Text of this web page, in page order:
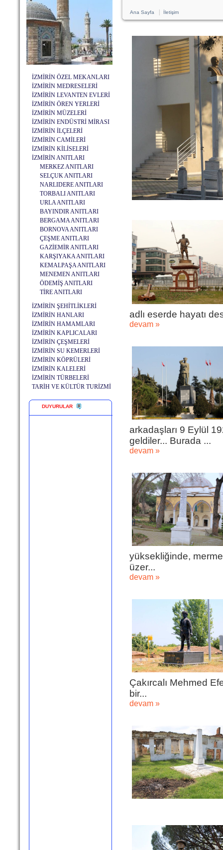
İZMİRİN ÖZEL MEKANLARI
İZMİRİN MEDRESELERİ
İZMİRİN LEVANTEN EVLERİ
İZMİRİN ÖREN YERLERİ
İZMİRİN MÜZELERİ
İZMİRİN ENDÜSTRİ MİRASI
İZMİRİN İLÇELERİ
İZMİRİN CAMİLERİ
İZMİRİN KİLİSELERİ
İZMİRİN ANITLARI
MERKEZ ANITLARI
SELÇUK ANITLARI
NARLIDERE ANITLARI
TORBALI ANITLARI
URLA ANITLARI
BAYINDIR ANITLARI
BERGAMA ANITLARI
BORNOVA ANITLARI
ÇEŞME ANITLARI
GAZİEMİR ANITLARI
KARŞIYAKA ANITLARI
KEMALPAŞA ANITLARI
MENEMEN ANITLARI
ÖDEMİŞ ANITLARI
TİRE ANITLARI
İZMİRİN ŞEHİTLİKLERİ
İZMİRİN HANLARI
İZMİRİN HAMAMLARI
İZMİRİN KAPLICALARI
İZMİRİN ÇEŞMELERİ
İZMİRİN SU KEMERLERİ
İZMİRİN KÖPRÜLERİ
İZMİRİN KALELERİ
İZMİRİN TÜRBELERİ
TARİH VE KÜLTÜR TURİZMİ
DUYURULAR
Ana Sayfa| İletişim
adlı eserde hayatı
devam »
arkadaşları 9 Eylül
geldiler... Burada ...
devam »
yüksekliğinde,
üzer...
devam »
Çakırcalı Mehmed
bir...
devam »